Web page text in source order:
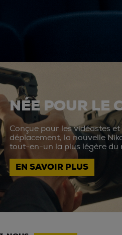
NÉE POUR LE
Conçue pour les vidéastes et
déplacement, la nouvelle
tout-en-un la plus légère du
EN SAVOIR PLUS